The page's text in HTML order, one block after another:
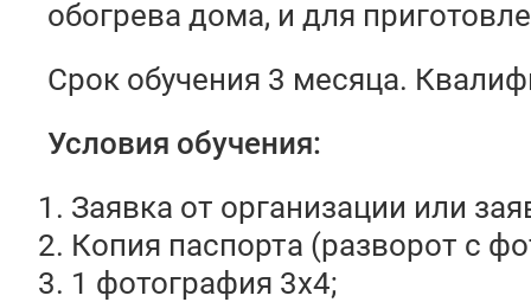
обогрева дома, и для
Срок обучения 3 месяца.
Условия обучения:
Заявка от организации или
Копия паспорта (разворот с
1 фотография 3х4;